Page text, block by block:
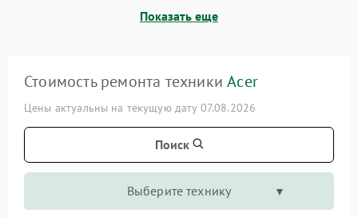
Показать еще
Стоимость ремонта техникиAcer
Цены актуальны на текущую дату 07.08.2026
Поиск
Выберите технику